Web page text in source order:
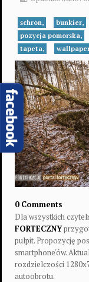
schron, bunkier,
pozycja pomorska,
tapeta,
0 Comments
Dla wszystkich
FORTECZNY
pulpit. Propozycję
smartphone'ów.
rozdzielczości
autoobrotu.